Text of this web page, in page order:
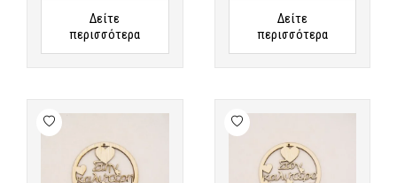
Δείτε
περισσότερα
Δείτε
περισσότερα